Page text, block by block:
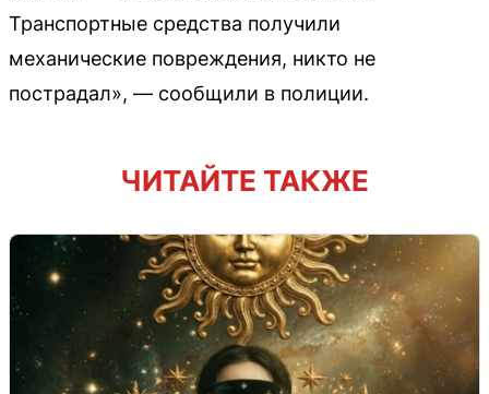
Транспортные средства получили
механические повреждения, никто не
пострадал», — сообщили в полиции.
ЧИТАЙТЕ ТАКЖЕ